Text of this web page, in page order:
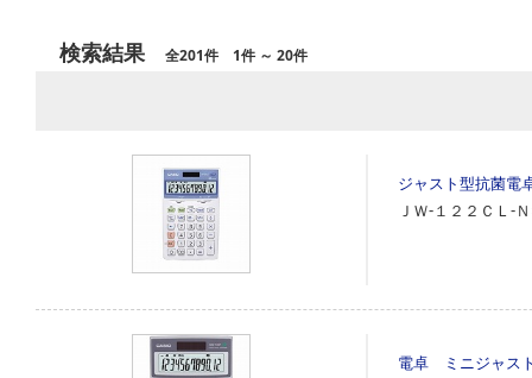
検索結果 全201件 1件 ～ 20件
ジャスト型抗菌
ＪＷ‐１２２ＣＬ‐
電卓 ミニジャス